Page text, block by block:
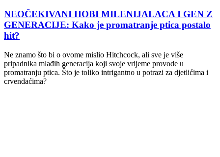
NEOČEKIVANI HOBI MILENIJALACA I GEN Z
GENERACIJE: Kako je promatranje ptica postalo
hit?
Ne znamo što bi o ovome mislio Hitchcock, ali sve je više
pripadnika mlađih generacija koji svoje vrijeme provode u
promatranju ptica. Što je toliko intrigantno u potrazi za djetlićima i
crvendaćima?